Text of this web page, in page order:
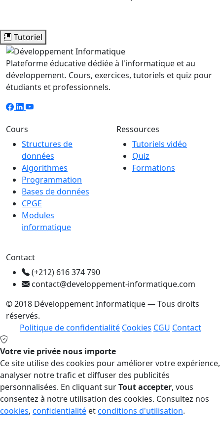
Tutoriel
Plateforme éducative dédiée à l'informatique et au
développement. Cours, exercices, tutoriels et quiz pour
étudiants et professionnels.
Cours
Structures de
données
Algorithmes
Programmation
Bases de données
CPGE
Modules
informatique
Ressources
Tutoriels vidéo
Quiz
Formations
Contact
(+212) 616 374 790
contact@developpement-informatique.com
© 2018 Développement Informatique — Tous droits
réservés.
Politique de confidentialité Cookies CGU Contact
Votre vie privée nous importe
Ce site utilise des cookies pour améliorer votre expérience,
analyser notre trafic et diffuser des publicités
personnalisées. En cliquant surTout accepter, vous
consentez à notre utilisation des cookies. Consultez nos
cookies, confidentialité etconditions d'utilisation.